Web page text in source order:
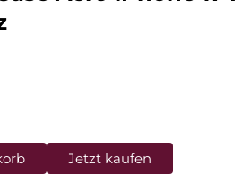
Jetzt kaufen